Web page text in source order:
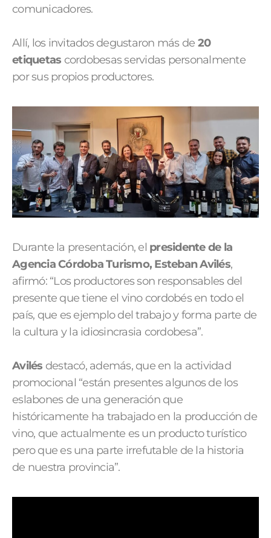
comunicadores.
Allí, los invitados degustaron más de 20
etiquetas cordobesas servidas personalmente
por sus propios productores.
Durante la presentación, el presidente de la
Agencia Córdoba Turismo, Esteban Avilés,
afirmó: “Los productores son responsables del
presente que tiene el vino cordobés en todo el
país, que es ejemplo del trabajo y forma parte de
la cultura y la idiosincrasia cordobesa”.
Avilés destacó, además, que en la actividad
promocional “están presentes algunos de los
eslabones de una generación que
históricamente ha trabajado en la producción de
vino, que actualmente es un producto turístico
pero que es una parte irrefutable de la historia
de nuestra provincia”.